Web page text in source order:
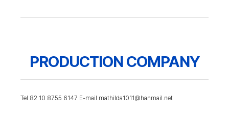
PRODUCTION COMPANY
Tel 82 10 8755 6147 E-mail mathilda1011@hanmail.net